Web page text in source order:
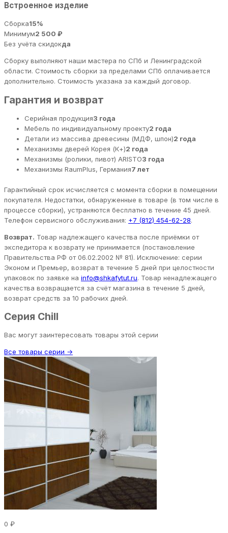
Встроенное изделие
Сборка15%
Минимум2 500 ₽
Без учёта скидокда
Сборку выполняют наши мастера по СПб и Ленинградской
области. Стоимость сборки за пределами СПб оплачивается
дополнительно. Стоимость указана за каждый договор.
Гарантия и возврат
Серийная продукция3 года
Мебель по индивидуальному проекту2 года
Детали из массива древесины (МДФ, шпон)2 года
Механизмы дверей Корея (К+)2 года
Механизмы (ролики, пивот) ARISTO3 года
Механизмы RaumPlus, Германия7 лет
Гарантийный срок исчисляется с момента сборки в помещении
покупателя. Недостатки, обнаруженные в товаре (в том числе в
процессе сборки), устраняются бесплатно в течение 45 дней.
Телефон сервисного обслуживания: +7 (812) 454-62-28.
Возврат. Товар надлежащего качества после приёмки от
экспедитора к возврату не принимается (постановление
Правительства РФ от 06.02.2002 № 81). Исключение: серии
Эконом и Премьер, возврат в течение 5 дней при целостности
упаковок по заявке на info@shkafytut.ru. Товар ненадлежащего
качества возвращается за счёт магазина в течение 5 дней,
возврат средств за 10 рабочих дней.
Серия Chill
Вас могут заинтересовать товары этой серии
Все товары серии →
0 ₽